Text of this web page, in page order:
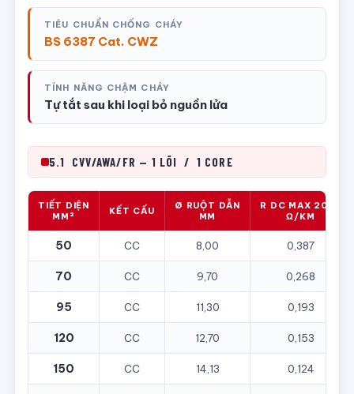
TIÊU CHUẨN CHỐNG CHÁY
BS 6387 Cat. CWZ
TÍNH NĂNG CHẬM CHÁY
Tự tắt sau khi loại bỏ nguồn lửa
5.1 CVV/AWA/FR — 1 LÕI / 1 CORE
TIẾT DIỆN
MM²
KẾT CẤU
Ø RUỘT DẪN
MM
R DC MAX 20°C
Ω/KM
50 CC 8,00 0,387
70 CC 9,70 0,268
95 CC 11,30 0,193
120 CC 12,70 0,153
150 CC 14,13 0,124